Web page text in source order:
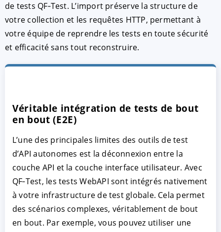
de tests QF‑Test. L’import préserve la structure de
votre collection et les requêtes HTTP, permettant à
votre équipe de reprendre les tests en toute sécurité
et efficacité sans tout reconstruire.
Véritable intégration de tests de bout
en bout (E2E)
L’une des principales limites des outils de test
d’API autonomes est la déconnexion entre la
couche API et la couche interface utilisateur. Avec
QF‑Test, les tests WebAPI sont intégrés nativement
à votre infrastructure de test globale. Cela permet
des scénarios complexes, véritablement de bout
en bout. Par exemple, vous pouvez utiliser une